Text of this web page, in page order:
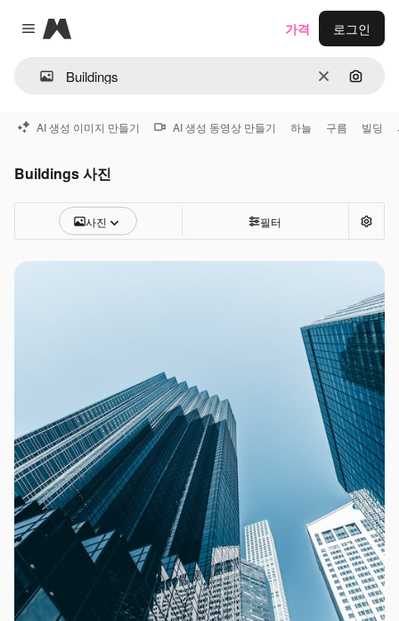
Close menu
Magnific
지우기이미지
가격 로그인
AI 생성 이미지 만들기 AI 생성 동영상 만들기 하늘 구름 빌딩
Buildings 사진
사진 필터